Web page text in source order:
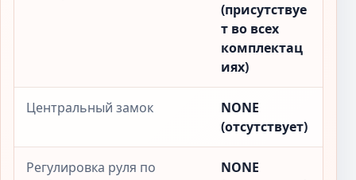
(присутствуе
т во всех
комплектац
иях)
Центральный замок
NONE
(отсутствует)
Регулировка руля по
NONE